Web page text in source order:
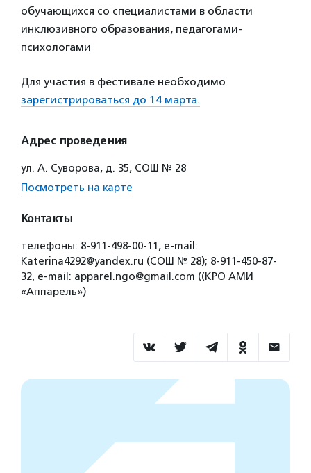
обучающихся со специалистами в области
инклюзивного образования, педагогами-
психологами
Для участия в фестивале необходимо
зарегистрироваться до 14 марта.
Адрес проведения
ул. А. Суворова, д. 35, СОШ № 28
Посмотреть на карте
Контакты
телефоны: 8-911-498-00-11, e-mail:
Katerina4292@yandex.ru (СОШ № 28); 8-911-450-87-
32, e-mail: apparel.ngo@gmail.com ((КРО АМИ
«Аппарель»)